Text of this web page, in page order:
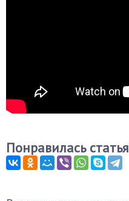
Понравилась